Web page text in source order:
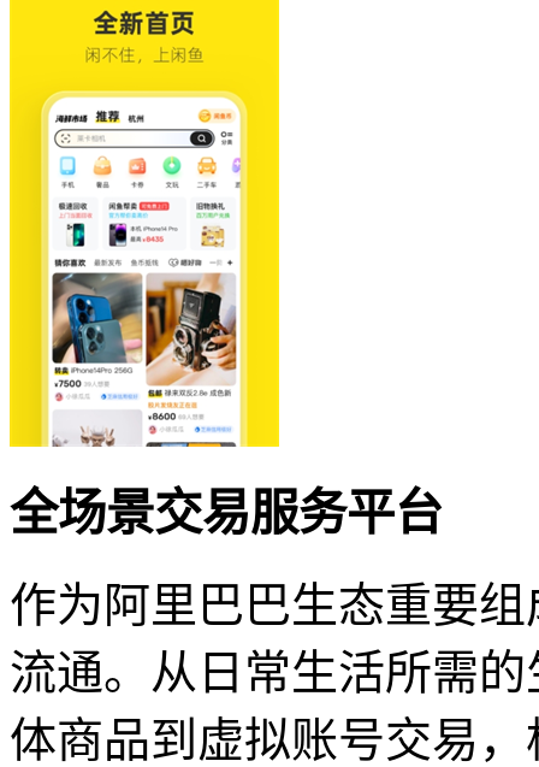
全场景交易服务平台
作为阿里巴巴生态重要
流通。从日常生活所需
体商品到虚拟账号交易